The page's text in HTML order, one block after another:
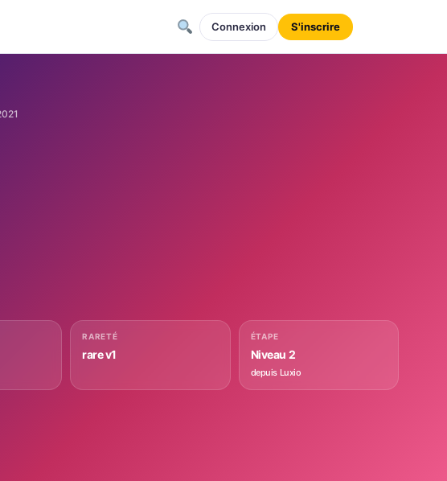
Connexion S'inscrire
RARETÉ
rare v1
ÉTAPE
Niveau 2
depuis Luxio